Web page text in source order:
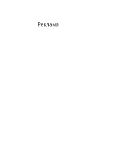
Реклама